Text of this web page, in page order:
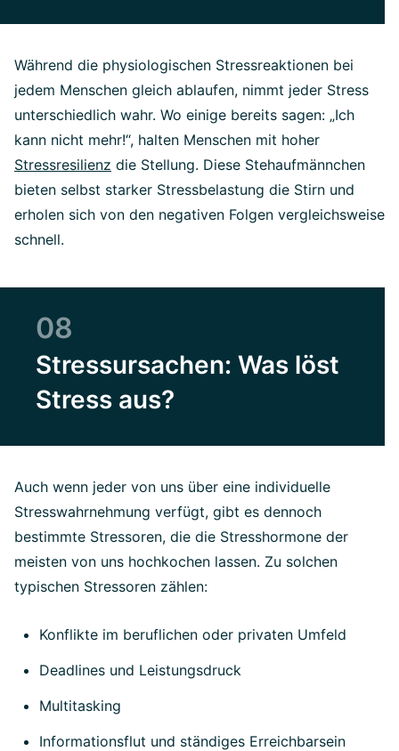
Während die physiologischen Stressreaktionen bei
jedem Menschen gleich ablaufen, nimmt jeder Stress
unterschiedlich wahr. Wo einige bereits sagen: „Ich
kann nicht mehr!“, halten Menschen mit hoher
Stressresilienz die Stellung. Diese Stehaufmännchen
bieten selbst starker Stressbelastung die Stirn und
erholen sich von den negativen Folgen vergleichsweise
schnell.
08
Stressursachen: Was löst
Stress aus?
Auch wenn jeder von uns über eine individuelle
Stresswahrnehmung verfügt, gibt es dennoch
bestimmte Stressoren, die die Stresshormone der
meisten von uns hochkochen lassen. Zu solchen
typischen Stressoren zählen:
Konflikte im beruflichen oder privaten Umfeld
Deadlines und Leistungsdruck
Multitasking
Informationsflut und ständiges Erreichbarsein